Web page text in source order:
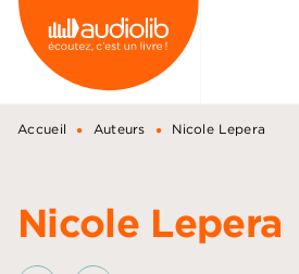
MENU RECHERCHE
PIED DE PAGE
Accueil • Auteurs • Nicole Lepera
Nicole Lepera